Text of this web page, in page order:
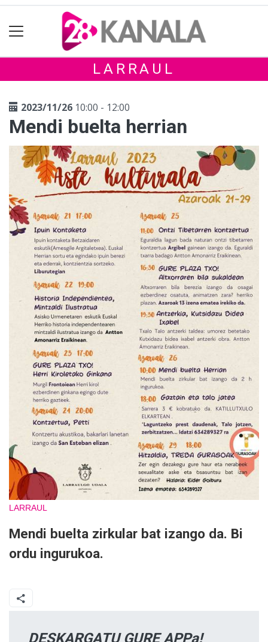
LARRAUL
2023/11/26 10:00 - 12:00
Mendi buelta herrian
LARRAUL
Mendi buelta zirkular bat izango da. Bi
ordu ingurukoa.
DESKARGATU GURE APPa!